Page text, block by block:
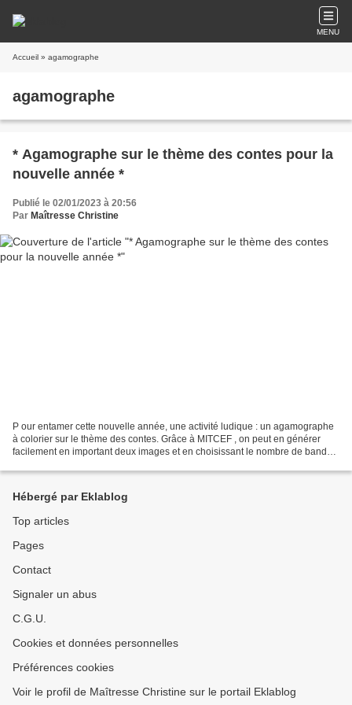
MENU
Accueil » agamographe
agamographe
* Agamographe sur le thème des contes pour la
nouvelle année *
Publié le 02/01/2023 à 20:56
Par Maîtresse Christine
P our entamer cette nouvelle année, une activité ludique : un agamographe
à colorier sur le thème des contes. Grâce à MITCEF , on peut en générer
facilement en important deux images et en choisissant le nombre de bandes
Hébergé par Eklablog
Top articles
Pages
Contact
Signaler un abus
C.G.U.
Cookies et données personnelles
Préférences cookies
Voir le profil de Maîtresse Christine sur le portail Eklablog